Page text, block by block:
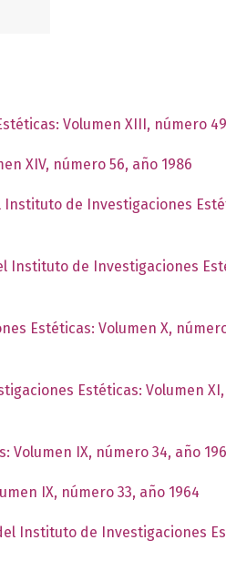
Volumen XIII, número
XIV, número 56, año 1986
Instituto de Investigaciones
Instituto de Investigaciones
Estéticas: Volumen X,
Estéticas: Volumen XI,
IX, número 34, año
IX, número 33, año 1964
Instituto de Investigaciones